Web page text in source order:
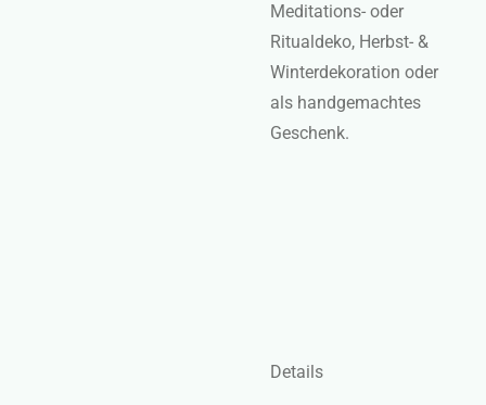
Meditations- oder
Ritualdeko, Herbst- &
Winterdekoration oder
als handgemachtes
Geschenk.
Details